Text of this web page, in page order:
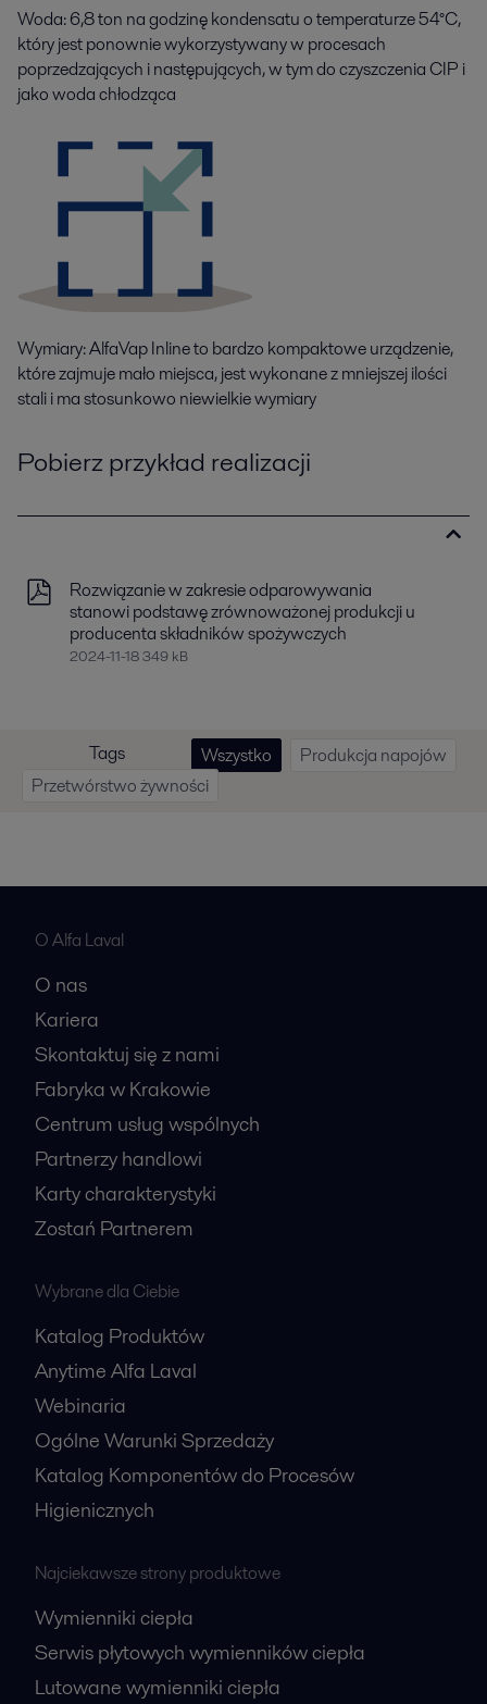
Woda: 6,8 ton na godzinę kondensatu o temperaturze 54°C,
który jest ponownie wykorzystywany w procesach
poprzedzających i następujących, w tym do czyszczenia CIP i
jako woda chłodząca
Wymiary: AlfaVap Inline to bardzo kompaktowe urządzenie,
które zajmuje mało miejsca, jest wykonane z mniejszej ilości
stali i ma stosunkowo niewielkie wymiary
Pobierz przykład realizacji
Rozwiązanie w zakresie odparowywania
stanowi podstawę zrównoważonej produkcji u
producenta składników spożywczych
2024-11-18 349 kB
Tags Wszystko
Produkcja napojów
Przetwórstwo żywności
O Alfa Laval
O nas
Kariera
Skontaktuj się z nami
Fabryka w Krakowie
Centrum usług wspólnych
Partnerzy handlowi
Karty charakterystyki
Zostań Partnerem
Wybrane dla Ciebie
Katalog Produktów
Anytime Alfa Laval
Webinaria
Ogólne Warunki Sprzedaży
Katalog Komponentów do Procesów
Higienicznych
Najciekawsze strony produktowe
Wymienniki ciepła
Serwis płytowych wymienników ciepła
Lutowane wymienniki ciepła